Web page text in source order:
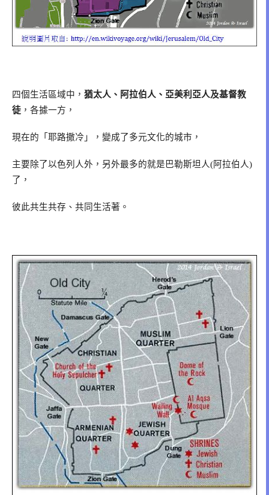
四個生活區域中， 猶太人、阿拉伯人、亞美利亞人及基督教
徒 ，各據一方，
現在的「耶路撒冷」，變成了多元文化的城市，
主要除了以色列人外，另外最多的就是巴勒斯坦人(阿拉伯人)
了，
彼此共生共存、共同生活著。